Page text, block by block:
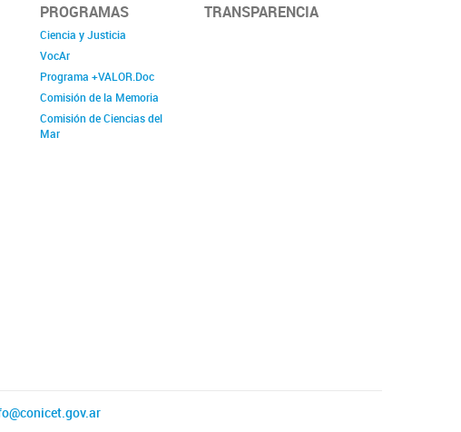
PROGRAMAS
Ciencia y Justicia
VocAr
Programa +VALOR.Doc
Comisión de la Memoria
Comisión de Ciencias del
Mar
TRANSPARENCIA